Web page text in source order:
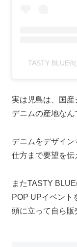
TASTY
実は児島は、国産
デニムの産地なん
デニムをデザイ
仕方まで要望を伝
またTASTY
POP UPイベント
頭に立って自ら販